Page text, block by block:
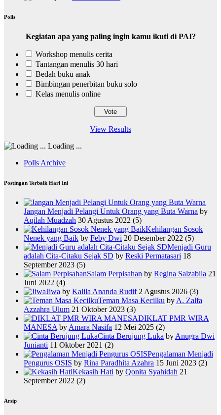
Polls
Kegiatan apa yang paling ingin kamu ikuti di PAI?
Workshop menulis cerita
Tantangan menulis 30 hari
Bedah buku anak
Bimbingan penerbitan buku solo
Kelas menulis online
View Results
Loading ...
Polls Archive
Postingan Terbaik Hari Ini
Jangan Menjadi Pelangi Untuk Orang yang Buta Warna by
Aqilah Muadzah 30 Agustus 2022 (5)
Kehilangan Sosok
Nenek yang Baik by Feby Dwi 20 Desember 2022 (5)
Menjadi Guru
adalah Cita-Citaku Sejak SD by Reski Permatasari 18
September 2023 (5)
Salam Perpisahan by Regina Salzabila 21
Juni 2022 (4)
Jiwa by Kalila Ananda Rudif 2 Agustus 2026 (3)
Teman Masa Kecilku by A. Zalfa
Azzahra Ulum 21 Oktober 2023 (3)
DIKLAT PMR WIRA
MANESA by Amara Nasifa 12 Mei 2025 (2)
Cinta Berujung Luka by Anugra Dwi
Junianti 11 Oktober 2021 (2)
Pengalaman Menjadi
Pengurus OSIS by Rina Paradhita Azahra 15 Juni 2023 (2)
Kekasih Hati by Qonita Syahidah 21
September 2022 (2)
Arsip